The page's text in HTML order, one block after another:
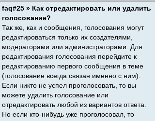
faq#25 » Как отредактировать или удалить
голосование?
Так же, как и сообщения, голосования могут
редактироваться только их создателями,
модераторами или администраторами. Для
редактирования голосования перейдите к
редактированию первого сообщения в теме
(голосование всегда связан именно с ним).
Если никто не успел проголосовать, то вы
можете удалить голосование или
отредактировать любой из вариантов ответа.
Но если кто-нибудь уже проголосовал, то